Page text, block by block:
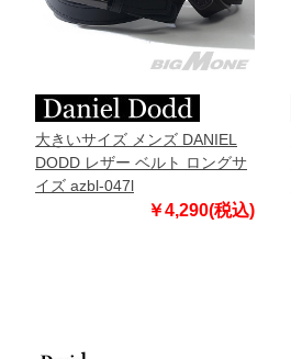
大きいサイズ メンズ DANIEL
DODD レザー ベルト ロングサ
イズ azbl-047l
￥4,290(税込)